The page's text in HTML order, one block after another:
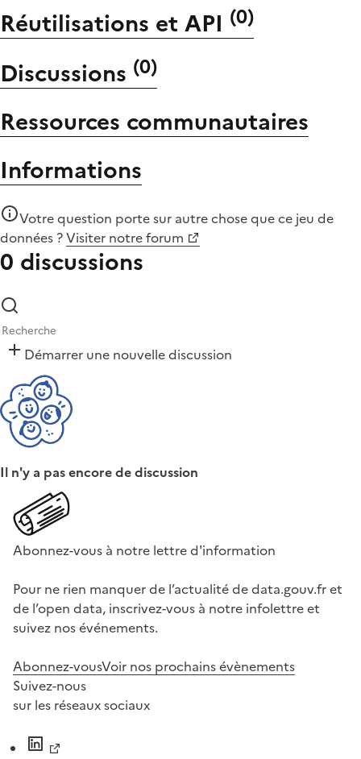
Réutilisations et API (0)
Discussions (0)
Ressources communautaires
Informations
Votre question porte sur autre chose quece jeu de
données ?Visiter notre forum
0 discussions
Démarrer une nouvelle discussion
Il n'y a pas encore de discussion
Abonnez-vous à notre lettre d'information
Pour ne rien manquer de l’actualité de data.gouv.fr et
de l’open data, inscrivez-vous à notre infolettre et
suivez nos événements.
Abonnez-vousVoir nos prochains évènements
Suivez-nous
sur les réseaux sociaux